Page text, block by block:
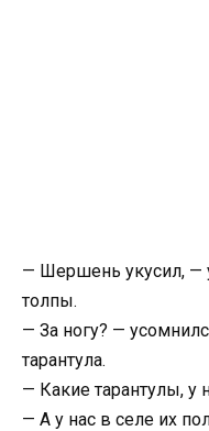
— Шершень укусил, —
толпы.
— За ногу? —
тарантула.
— Какие тарантулы, у
— А у нас в селе их